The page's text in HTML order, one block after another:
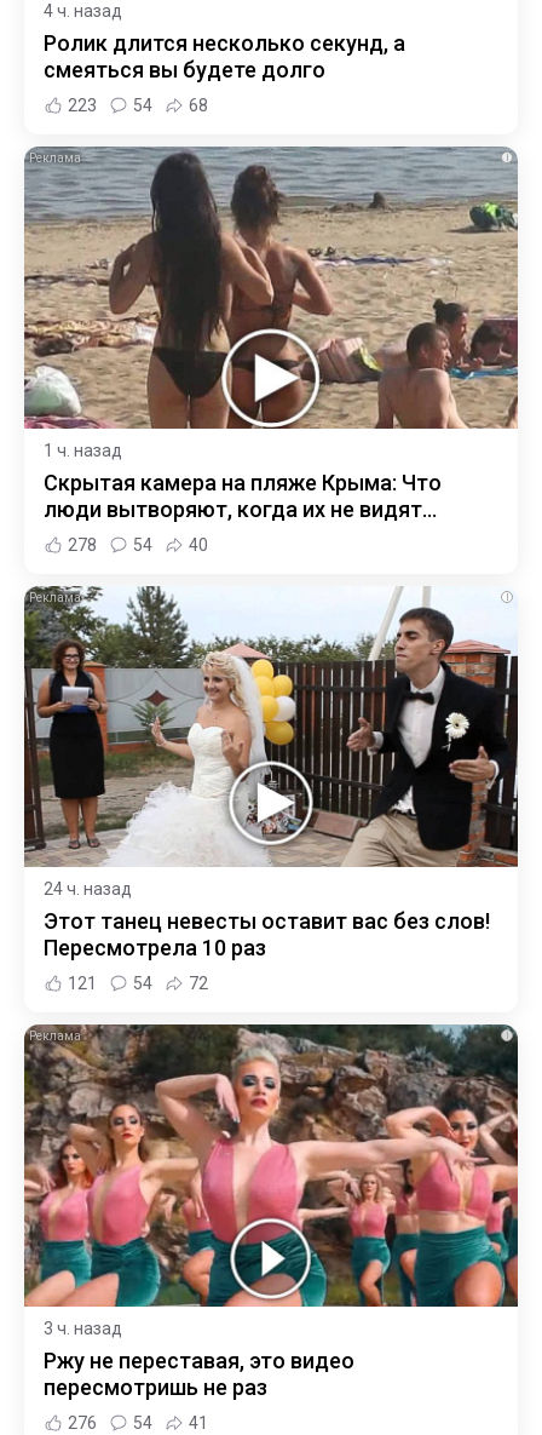
4 ч. назад
Ролик длится несколько секунд, а
смеяться вы будете долго
223 54 68
i
1 ч. назад
Скрытая камера на пляже Крыма: Что
люди вытворяют, когда их не видят...
278 54 40
i
24 ч. назад
Этот танец невесты оставит вас без слов!
Пересмотрела 10 раз
121 54 72
i
3 ч. назад
Ржу не переставая, это видео
пересмотришь не раз
276 54 41